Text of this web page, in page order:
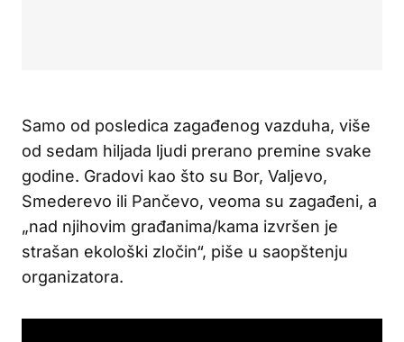
Samo od posledica zagađenog vazduha, više
od sedam hiljada ljudi prerano premine svake
godine. Gradovi kao što su Bor, Valjevo,
Smederevo ili Pančevo, veoma su zagađeni, a
„nad njihovim građanima/kama izvršen je
strašan ekološki zločin“, piše u saopštenju
organizatora.